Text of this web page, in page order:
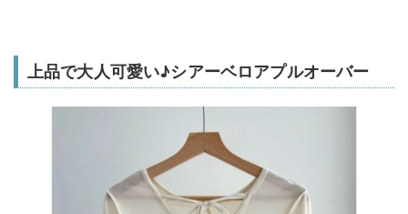
上品で大人可愛い♪シアーベロアプルオーバー